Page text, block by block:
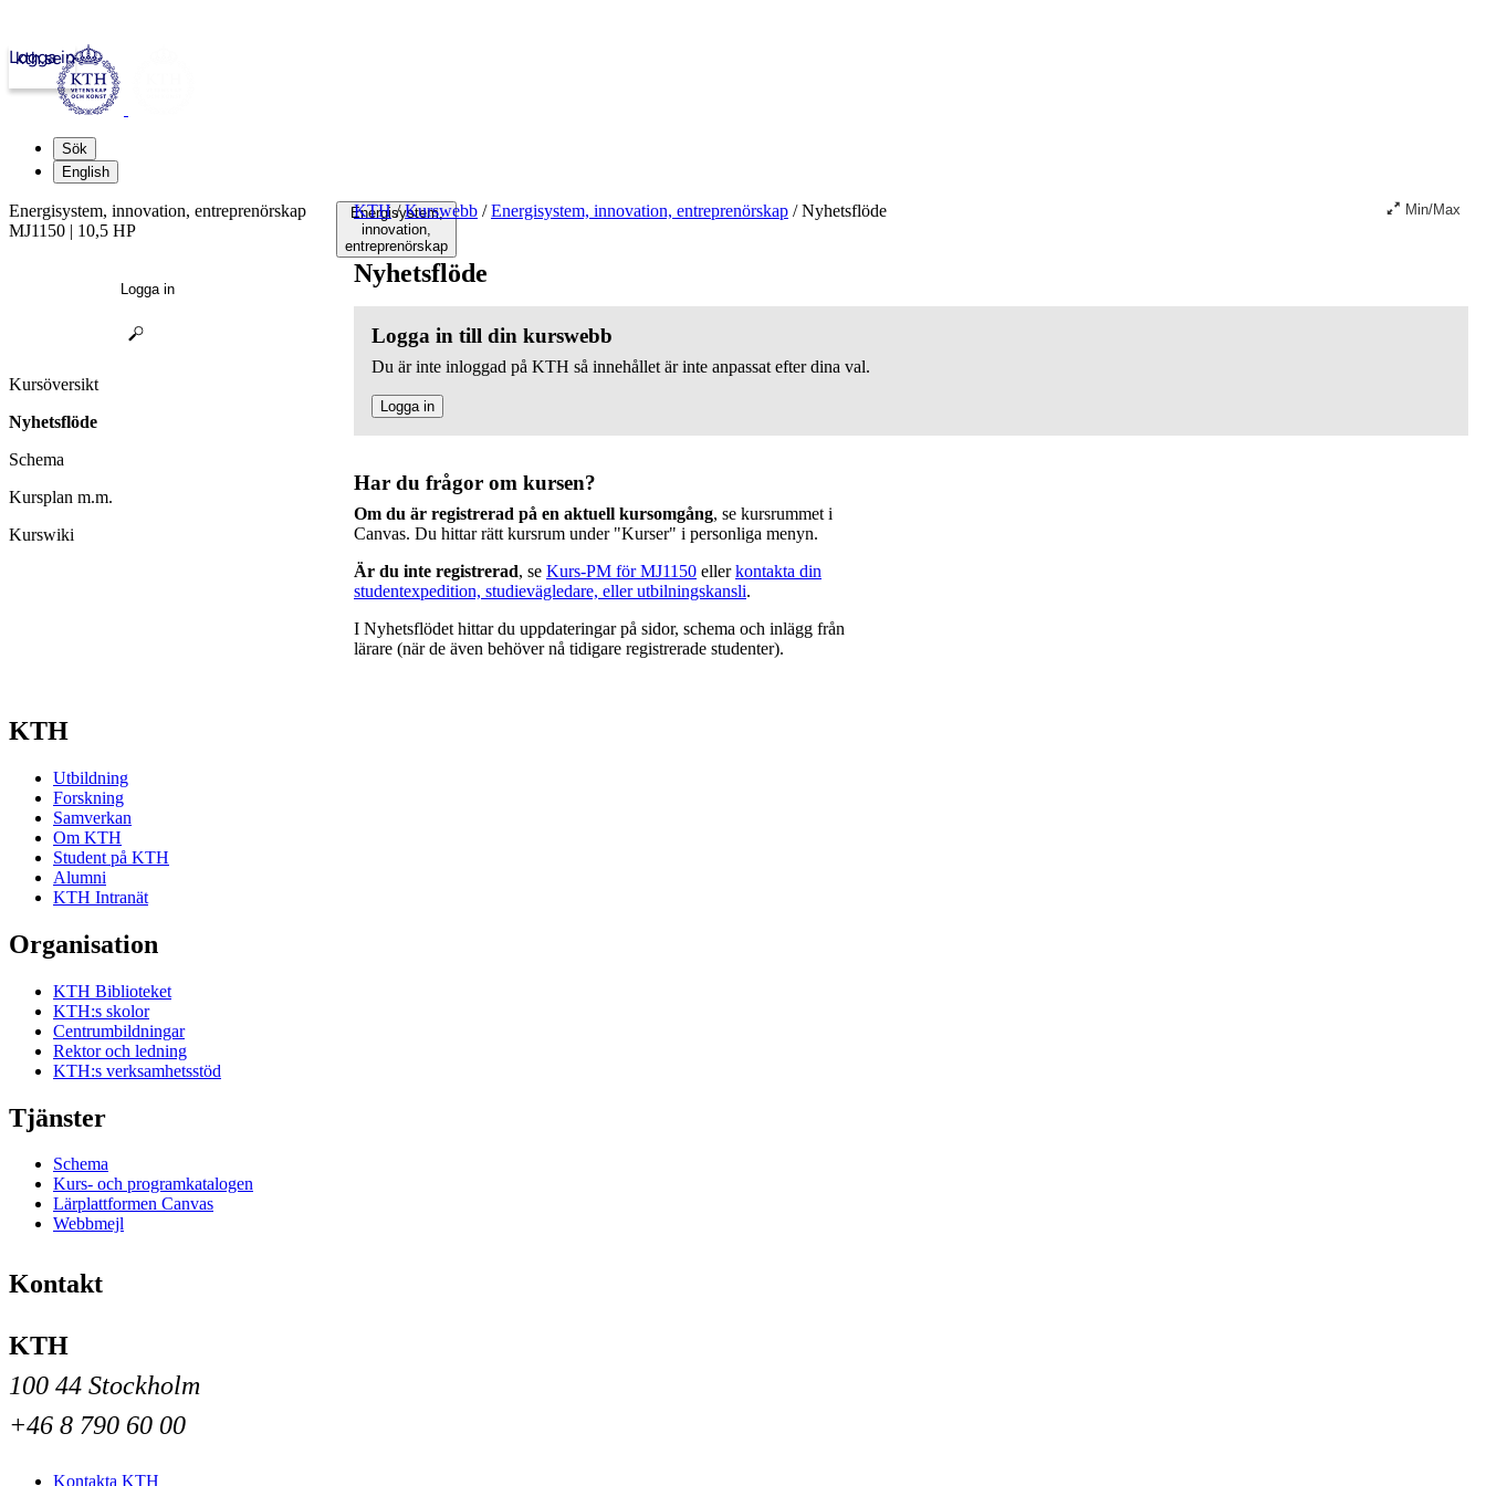
kth.se
Logga in
Sök
English
Energisystem,
innovation,
entreprenörskap
KTH / Kurswebb / Energisystem, innovation, entreprenörskap /Nyhetsflöde Min/Max
Nyhetsflöde
Logga in till din kurswebb
Du är inte inloggad på KTH så innehållet är inte anpassat efter dina val.
Logga in
Har du frågor om kursen?
Om du är registrerad på en aktuell kursomgång, se kursrummet i
Canvas. Du hittar rätt kursrum under "Kurser" i personliga menyn.
Är du inte registrerad, se Kurs-PM för MJ1150 ellerkontakta din
studentexpedition, studievägledare, eller utbilningskansli.
I Nyhetsflödet hittar du uppdateringar på sidor, schema och inlägg från
lärare (när de även behöver nå tidigare registrerade studenter).
Energisystem, innovation, entreprenörskap
MJ1150 | 10,5 HP
Logga in
Kursöversikt
Nyhetsflöde
Schema
Kursplan m.m.
Kurswiki
KTH
Utbildning
Forskning
Samverkan
Om KTH
Student på KTH
Alumni
KTH Intranät
Organisation
KTH Biblioteket
KTH:s skolor
Centrumbildningar
Rektor och ledning
KTH:s verksamhetsstöd
Tjänster
Schema
Kurs- och programkatalogen
Lärplattformen Canvas
Webbmejl
Kontakt
KTH
100 44 Stockholm
+46 8 790 60 00
Kontakta KTH